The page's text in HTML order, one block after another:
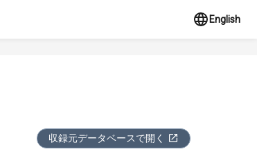
English
収録元データベースで開く